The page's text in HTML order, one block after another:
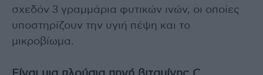
σχεδόν 3 γραμμάρια φυτικών ινών, οι οποίες
υποστηρίζουν την υγιή πέψη και το
μικροβίωμα.